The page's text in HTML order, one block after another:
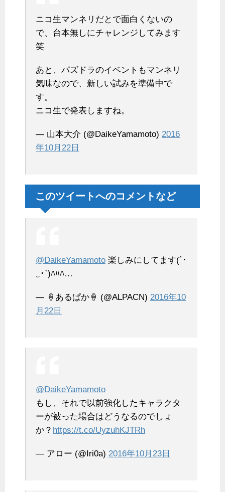
ニコ生マンネリだとで面白くないの
で、台本無しにチャレンジしてみます
笑
あと、パズドラのイベントもマンネリ
気味なので、新しい試みを準備中で
す。
ニコ生で発表しますね。
— 山本大介 (@DaikeYamamoto) 2016
年10月22日
このツイートへのコメントなど
@DaikeYamamoto 楽しみにしてます(´･
‿･`)ﾊﾊﾊ…
— 🍦あるぱか🍦 (@ALPACN) 2016年10
月22日
@DaikeYamamoto
もし、それで以前強化したキャラクタ
ーが被った場合はどうなるのでしょ
か？ https://t.co/UyzuhKJTRh
— アロー (@Iri0a) 2016年10月23日